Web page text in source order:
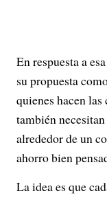
En respuesta a
su propuesta
quienes hacen
también
alrededor de un
ahorro bien
La idea es que